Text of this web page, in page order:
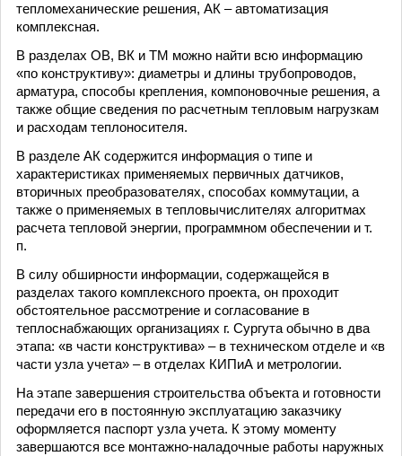
тепломеханические решения, АК – автоматизация
комплексная.
В разделах ОВ, ВК и ТМ можно найти всю информацию
«по конструктиву»: диаметры и длины трубопроводов,
арматура, способы крепления, компоновочные решения, а
также общие сведения по расчетным тепловым нагрузкам
и расходам теплоносителя.
В разделе АК содержится информация о типе и
характеристиках применяемых первичных датчиков,
вторичных преобразователях, способах коммутации, а
также о применяемых в тепловычислителях алгоритмах
расчета тепловой энергии, программном обеспечении и т.
п.
В силу обширности информации, содержащейся в
разделах такого комплексного проекта, он проходит
обстоятельное рассмотрение и согласование в
теплоснабжающих организациях г. Сургута обычно в два
этапа: «в части конструктива» – в техническом отделе и «в
части узла учета» – в отделах КИПиА и метрологии.
На этапе завершения строительства объекта и готовности
передачи его в постоянную эксплуатацию заказчику
оформляется паспорт узла учета. К этому моменту
завершаются все монтажно-наладочные работы наружных